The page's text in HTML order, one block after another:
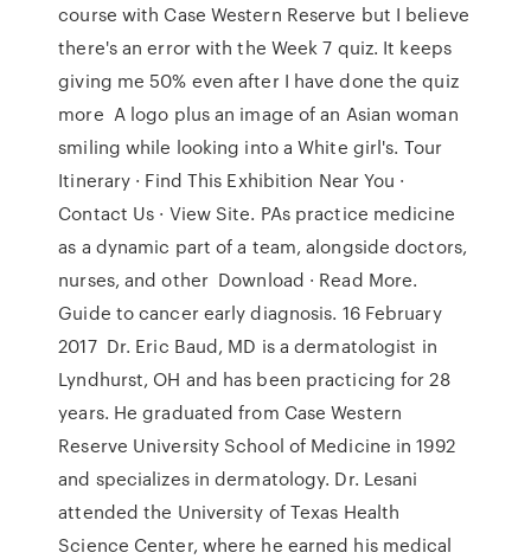
course with Case Western Reserve but I believe
there's an error with the Week 7 quiz. It keeps
giving me 50% even after I have done the quiz
more A logo plus an image of an Asian woman
smiling while looking into a White girl's. Tour
Itinerary · Find This Exhibition Near You ·
Contact Us · View Site. PAs practice medicine
as a dynamic part of a team, alongside doctors,
nurses, and other Download · Read More.
Guide to cancer early diagnosis. 16 February
2017 Dr. Eric Baud, MD is a dermatologist in
Lyndhurst, OH and has been practicing for 28
years. He graduated from Case Western
Reserve University School of Medicine in 1992
and specializes in dermatology. Dr. Lesani
attended the University of Texas Health
Science Center, where he earned his medical